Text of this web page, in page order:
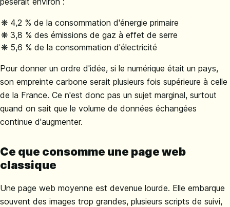
4,2 % de la consommation d'énergie primaire
3,8 % des émissions de gaz à effet de serre
5,6 % de la consommation d'électricité
Pour donner un ordre d'idée, si le numérique était un pays,
son empreinte carbone serait plusieurs fois supérieure à celle
de la France. Ce n'est donc pas un sujet marginal, surtout
quand on sait que le volume de données échangées
continue d'augmenter.
Ce que consomme une page web
classique
Une page web moyenne est devenue lourde. Elle embarque
souvent des images trop grandes, plusieurs scripts de suivi,